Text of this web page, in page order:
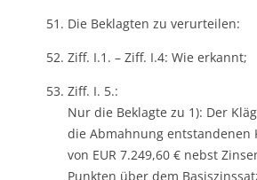
Die Beklagten zu verurteilen:
Ziff. I.1. – Ziff. I.4: Wie erkannt;
Ziff. I. 5.:
Nur die Beklagte zu 1): Der
die Abmahnung entstandenen
von EUR 7.249,60 € nebst
Punkten über dem